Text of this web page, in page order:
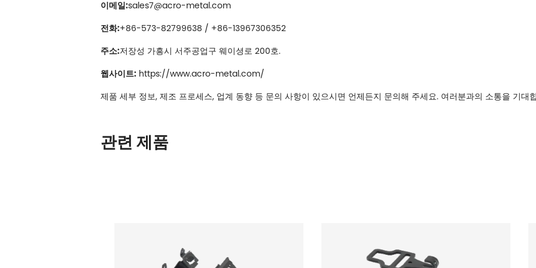
이메일:sales7@acro-metal.com
전화:+86-573-82799638 / +86-13967306352
주소:저장성 가흥시 서주공업구 웨이셩로 200호.
웹사이트: https://www.acro-metal.com/
제품 세부 정보, 제조 프로세스, 업계 동향 등 문의 사항이 있으시면 언제든지 문의해 주세요. 여러분과의 소통을 기대
관련 제품